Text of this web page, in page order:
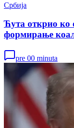
Србија
Ћута открио ко
формирање
pre 00 minuta